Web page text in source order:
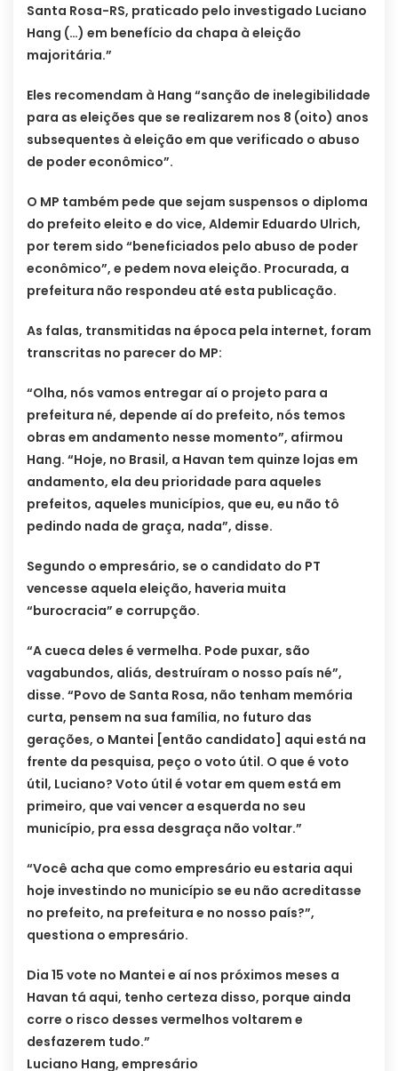
Santa Rosa-RS, praticado pelo investigado Luciano
Hang (…) em benefício da chapa à eleição
majoritária.”
Eles recomendam à Hang “sanção de inelegibilidade
para as eleições que se realizarem nos 8 (oito) anos
subsequentes à eleição em que verificado o abuso
de poder econômico”.
O MP também pede que sejam suspensos o diploma
do prefeito eleito e do vice, Aldemir Eduardo Ulrich,
por terem sido “beneficiados pelo abuso de poder
econômico”, e pedem nova eleição. Procurada, a
prefeitura não respondeu até esta publicação.
As falas, transmitidas na época pela internet, foram
transcritas no parecer do MP:
“Olha, nós vamos entregar aí o projeto para a
prefeitura né, depende aí do prefeito, nós temos
obras em andamento nesse momento”, afirmou
Hang. “Hoje, no Brasil, a Havan tem quinze lojas em
andamento, ela deu prioridade para aqueles
prefeitos, aqueles municípios, que eu, eu não tô
pedindo nada de graça, nada”, disse.
Segundo o empresário, se o candidato do PT
vencesse aquela eleição, haveria muita
“burocracia” e corrupção.
“A cueca deles é vermelha. Pode puxar, são
vagabundos, aliás, destruíram o nosso país né”,
disse. “Povo de Santa Rosa, não tenham memória
curta, pensem na sua família, no futuro das
gerações, o Mantei [então candidato] aqui está na
frente da pesquisa, peço o voto útil. O que é voto
útil, Luciano? Voto útil é votar em quem está em
primeiro, que vai vencer a esquerda no seu
município, pra essa desgraça não voltar.”
“Você acha que como empresário eu estaria aqui
hoje investindo no município se eu não acreditasse
no prefeito, na prefeitura e no nosso país?”,
questiona o empresário.
Dia 15 vote no Mantei e aí nos próximos meses a
Havan tá aqui, tenho certeza disso, porque ainda
corre o risco desses vermelhos voltarem e
desfazerem tudo.”
Luciano Hang, empresário